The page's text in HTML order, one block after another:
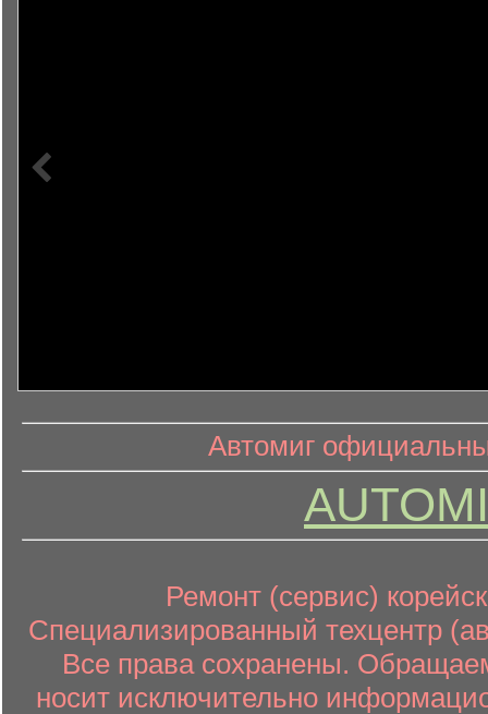
информационный контент
Автомиг
Ремонт (сервис)
Специализированный техцентр
Все права сохранены.
носит исключительно